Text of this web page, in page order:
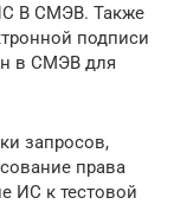
В СМЭВ. Также
подписи
в СМЭВ для
запросов,
права
ИС к тестовой